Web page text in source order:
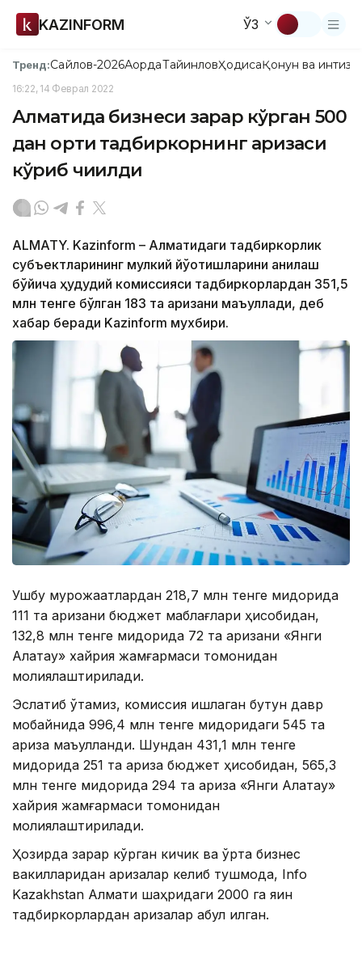
KAZINFORM ЎЗ
Тренд:Сайлов-2026АқордаТайинловҲодисаҚонун ва
16:22, 14 Феврал 2022
Алматида бизнеси зарар кўрган 500
дан ортиқ тадбиркорнинг аризаси
кўриб чиқилди
ALMATY. Kazinform – Алматидаги тадбиркорлик
субъектларининг мулкий йўқотишларини аниқлаш
бўйича ҳудудий комиссияси тадбиркорлардан 351,5
млн тенге бўлган 183 та аризани маъқуллади, деб
хабар беради Kazinform мухбири.
Ушбу мурожаатлардан 218,7 млн тенге миқдорида
111 та аризани бюджет маблағлари ҳисобидан,
132,8 млн тенге миқдорида 72 та аризани «Янги
Алатау» хайрия жамғармаси томонидан
молиялаштирилади.
Эслатиб ўтамиз, комиссия ишлаган бутун давр
мобайнида 996,4 млн тенге миқдоридаги 545 та
ариза маъқулланди. Шундан 431,1 млн тенге
миқдорида 251 та ариза бюджет ҳисобидан, 565,3
млн тенге миқдорида 294 та ариза «Янги Алатау»
хайрия жамғармаси томонидан
молиялаштирилади.
Ҳозирда зарар кўрган кичик ва ўрта бизнес
вакилларидан аризалар келиб тушмоқда, Info
Kazakhstan Алмати шаҳридаги 2000 га яқин
тадбиркорлардан аризалар қабул қилган.